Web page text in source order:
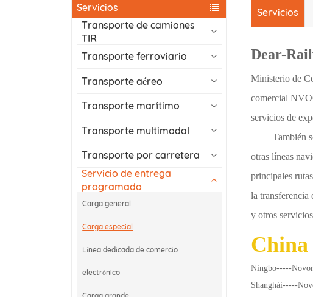
Servicios
Transporte de camiones
TIR
Transporte ferroviario
Transporte aéreo
Transporte marítimo
Transporte multimodal
Transporte por carretera
Servicio de entrega
programado
Carga general
Carga especial
Línea dedicada de comercio
electrónico
Servicios
Dear-
Ministerio de
comercial
servicios de
También
otras líneas
principales
la transferencia
y otros
China
Ningbo-----
Shanghái-----